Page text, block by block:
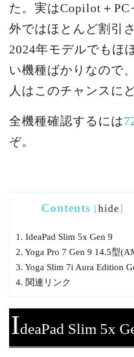
た。実はCopilot＋PC
外ではほとんど割引
2024年モデルでもほ
い機種ばかりなので
人はこのチャンスに
全機種確認するには
ぞ。
Contents [hide]
1. IdeaPad Slim 5x Gen 9
2. Yoga Pro 7 Gen 9 14.5型
3. Yoga Slim 7i Aura Edition
4. 関連リンク
IdeaPad Slim 5x